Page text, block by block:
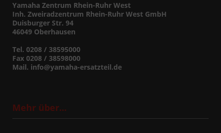
Yamaha Zentrum Rhein-Ruhr West
Inh. Zweiradzentrum Rhein-Ruhr West GmbH
Duisburger Str. 94
46049 Oberhausen
Tel. 0208 / 38595000
Fax 0208 / 38598000
Mail. info@yamaha-ersatzteil.de
Mehr über...